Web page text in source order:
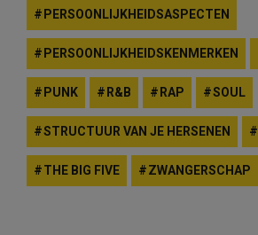
PERSOONLIJKHEIDSASPECTEN
PERSOONLIJKHEIDSKENMERKEN
PUNK R&B RAP SOUL
STRUCTUUR VAN JE HERSENEN
THE BIG FIVE ZWANGERSCHAP